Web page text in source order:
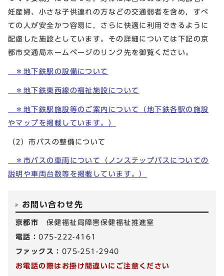
妊産婦、小さな子供連れの方などの交通弱者を含め，すべ
ての人が安全かつ容易に，さらに快適に利用できるように
配慮した施設としています。その詳細については下記の京
都市交通局ホームページのリンク先を御覧ください。
＊地下鉄駅の設備について
＊地下鉄東西線の福祉施設について
＊地下鉄駅施設等のご案内について（地下鉄各駅の施設
やマップを掲載しています。）
（2）市バスの整備について
＊市バスの車両について（ノンステップバスについての
説明や車両台数等を掲載しています。）
お問い合わせ先
京都市 保健福祉局障害保健福祉推進室
電話：075-222-4161
ファックス： 075-251-2940
お電話の際はお掛け間違いにご注意ください